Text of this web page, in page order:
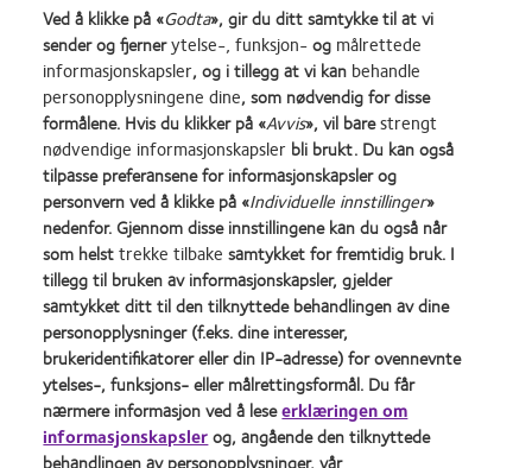
Hvis du bruker markedsføring som styrker kundeengasjementet
ditt og fremhever den store ekspertisen din, vil kundebasen din
fortsette å vokse.
Learn
more
about
Utmerkelsen
Silmo
d’Or
for
beste
produkt,
MyDay®
(2013)
Learn
more
about
Contact
Lens
Product
of
the
Year
(2013)
Learn
more
about
Best
Companies
for
Leaders
2012
2010
(2012)
Learn
more
about
Best
Factory
Awards
2011
(2011)
Learn
more
about
ODMA
2011
(2011)
Learn
more
about
REBRAND
100®
Global
(2012)
Våre produkter
Kontakt oss
Personvernerklæring
Vilkår
Policy for bruk av
informasjonskapsler
Retningslinjer for kommentering
Konsumentens side
Administrer
samtykkepreferanser
Ved å klikke på «Godta», gir du ditt samtykke til at vi
sender og fjernerytelse-, funksjon-og målrettede
informasjonskapsler, og i tillegg at vi kan behandle
personopplysningene dine, som nødvendig for disse
formålene. Hvis du klikker på «Avvis», vil barestrengt
nødvendige informasjonskapsler bli brukt. Du kan også
tilpasse preferansene for informasjonskapsler og
personvern ved å klikke på «Individuelle innstillinger»
nedenfor. Gjennom disse innstillingene kan du også når
som helsttrekke tilbake samtykket for fremtidig bruk. I
tillegg til bruken av informasjonskapsler, gjelder
samtykket ditt til den tilknyttede behandlingen av dine
personopplysninger (f.eks. dine interesser,
brukeridentifikatorer eller din IP-adresse) for ovennevnte
ytelses-, funksjons- eller målrettingsformål. Du får
nærmere informasjon ved å leseerklæringen om
informasjonskapslerog, angående den tilknyttede